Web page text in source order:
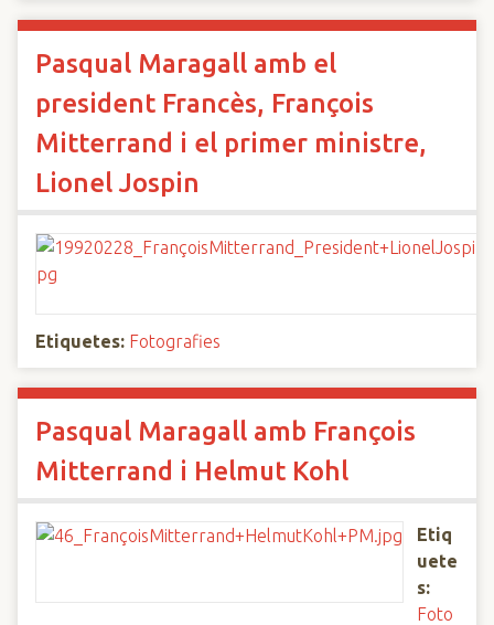
Pasqual Maragall amb el
president Francès, François
Mitterrand i el primer ministre,
Lionel Jospin
Etiquetes: Fotografies
Pasqual Maragall amb François
Mitterrand i Helmut Kohl
Etiq
uete
s:
Foto